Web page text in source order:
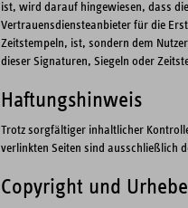
ist, wird darauf hingewiesen, dass
Vertrauensdiensteanbieter für die
Zeitstempeln, ist, sondern dem
dieser Signaturen, Siegeln oder
Haftungshinweis
Trotz sorgfältiger inhaltlicher
verlinkten Seiten sind ausschließlich
Copyright und